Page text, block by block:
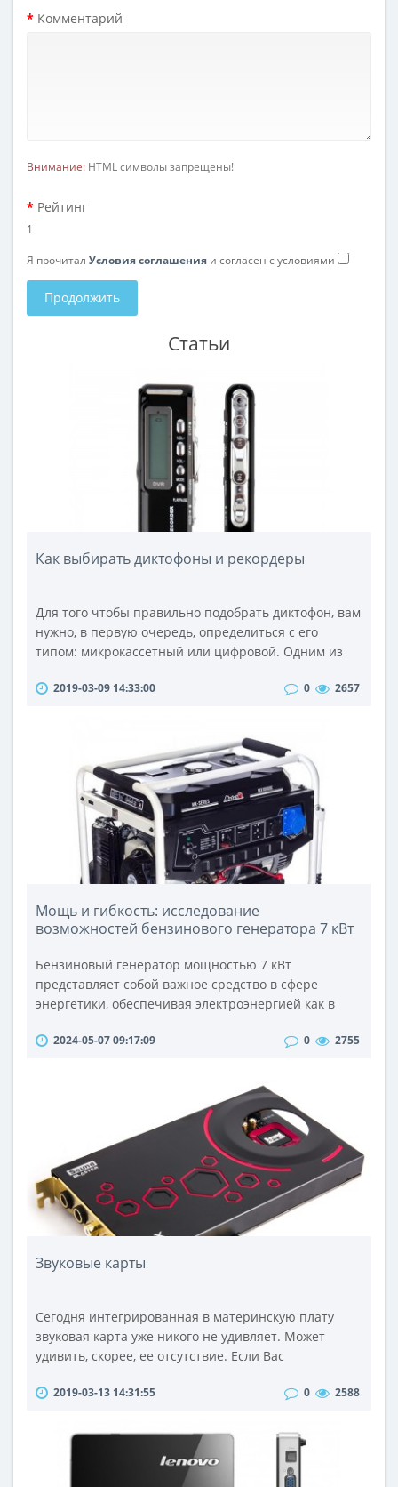
Комментарий
Внимание: HTML символы запрещены!
Рейтинг
1
Я прочитал Условия соглашения и согласен с условиями
Продолжить
Статьи
Как выбирать диктофоны и рекордеры
Для того чтобы правильно подобрать диктофон, вам
нужно, в первую очередь, определиться с его
типом: микрокассетный или цифровой. Одним из
максимальная продолжительность аудиозаписи.
диктофоны ведут запись во встроенную или в
сменную flash-память. Карты памят..
2019-03-09 14:33:00 0 2657
Мощь и гибкость: исследование
возможностей бензинового генератора 7 кВт
Бензиновый генератор мощностью 7 кВт
представляет собой важное средство в сфере
энергетики, обеспечивая электроэнергией как в
объектах. Он является важным элементом
аварийного отключения или ограниченного
доступа к электросети. Давайте более подробно
рассмотрим принципы работы, преимущества и
практические пр..
2024-05-07 09:17:09 0 2755
Звуковые карты
Сегодня интегрированная в материнскую плату
звуковая карта уже никого не удивляет. Может
удивить, скорее, ее отсутствие. Если Вас
звучания самых примитивных и дешевых пяти-
необходимости что-то менять в звуковой
конфигурации компьютера Вы можете и не
испытывать. Тем не менее, звуковые карты
2019-03-13 14:31:55 0 2588